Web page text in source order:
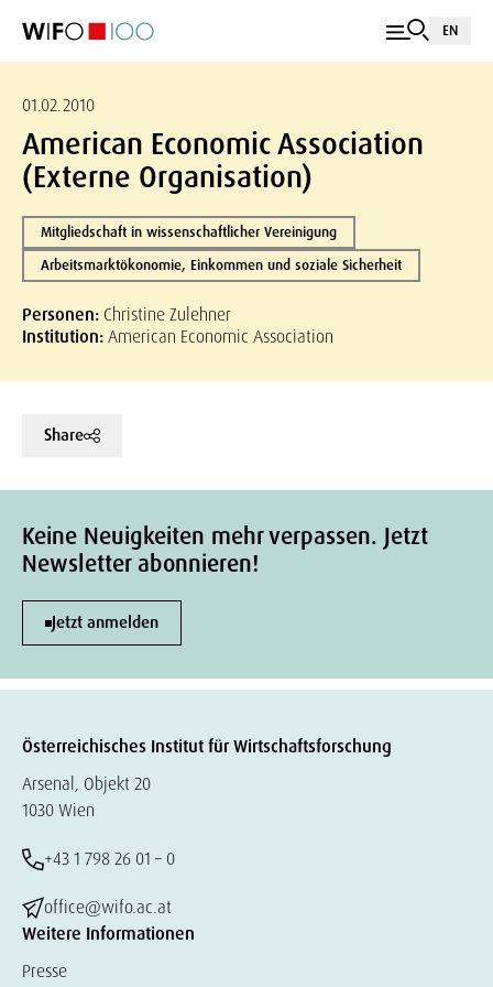
EN
01.02.2010
American Economic Association
(Externe Organisation)
Mitgliedschaft in wissenschaftlicher Vereinigung
Arbeitsmarktökonomie, Einkommen und soziale Sicherheit
Personen: Christine Zulehner
Institution:American Economic Association
Share
Keine Neuigkeiten mehr verpassen. Jetzt
Newsletter abonnieren!
Jetzt anmelden
Österreichisches Institut für Wirtschaftsforschung
Arsenal, Objekt 20
1030 Wien
+43 1 798 26 01 – 0
office@wifo.ac.at
Weitere Informationen
Presse